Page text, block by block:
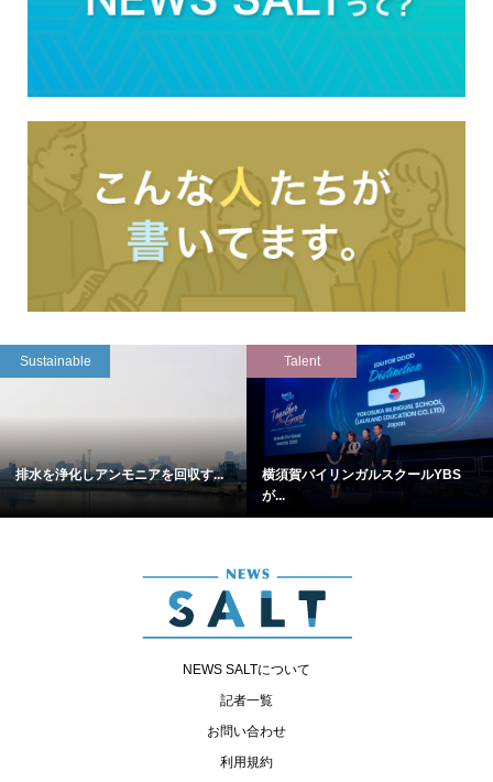
Sustainable
排水を浄化しアンモニアを回収す...
Talent
横須賀バイリンガルスクールYBS
が...
NEWS SALTについて
記者一覧
お問い合わせ
利用規約